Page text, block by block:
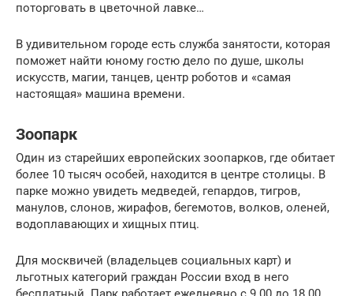
поторговать в цветочной лавке…
В удивительном городе есть служба занятости, которая
поможет найти юному гостю дело по душе, школы
искусств, магии, танцев, центр роботов и «самая
настоящая» машина времени.
Зоопарк
Один из старейших европейских зоопарков, где обитает
более 10 тысяч особей, находится в центре столицы. В
парке можно увидеть медведей, гепардов, тигров,
манулов, слонов, жирафов, бегемотов, волков, оленей,
водоплавающих и хищных птиц.
Для москвичей (владельцев социальных карт) и
льготных категорий граждан России вход в него